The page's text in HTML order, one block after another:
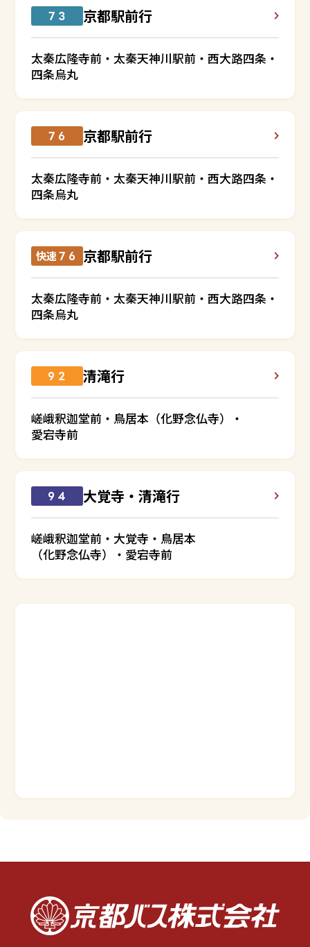
７３ 京都駅前行
太秦広隆寺前・太秦天神川駅前・西大路四条・
四条烏丸
７６ 京都駅前行
太秦広隆寺前・太秦天神川駅前・西大路四条・
四条烏丸
快速７６ 京都駅前行
太秦広隆寺前・太秦天神川駅前・西大路四条・
四条烏丸
９２ 清滝行
嵯峨釈迦堂前・鳥居本（化野念仏寺）・
愛宕寺前
９４ 大覚寺・清滝行
嵯峨釈迦堂前・大覚寺・鳥居本
（化野念仏寺）・愛宕寺前